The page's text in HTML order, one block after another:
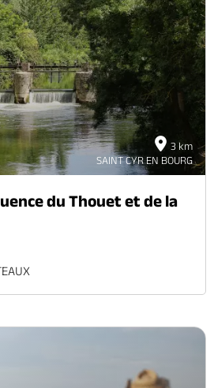
tourisme Comment venir ? Ecrivez-nous
3 km
SAINT CYR EN BOURG
du Thouet et de la